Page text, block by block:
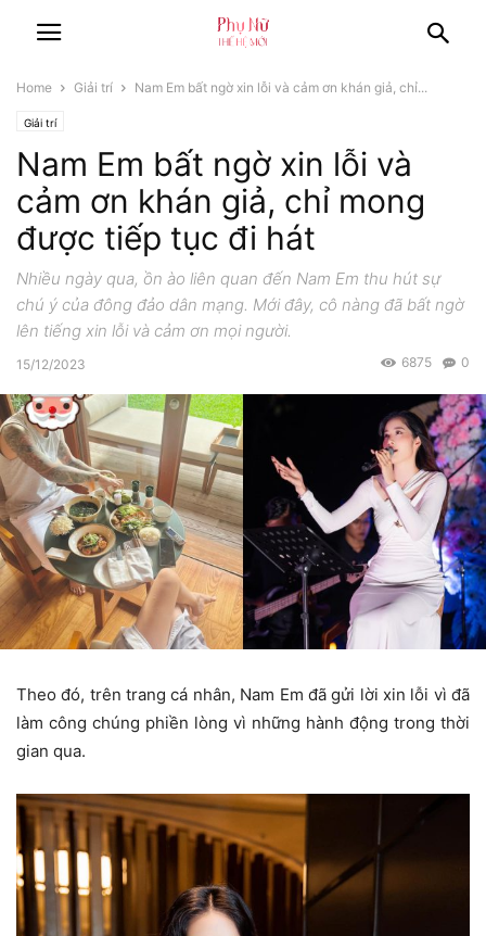
Home Giải trí Nam Em bất ngờ xin lỗi và cảm ơn khán giả, chỉ...
Giải trí
Nam Em bất ngờ xin lỗi và
cảm ơn khán giả, chỉ mong
được tiếp tục đi hát
Nhiều ngày qua, ồn ào liên quan đến Nam Em thu hút sự
chú ý của đông đảo dân mạng. Mới đây, cô nàng đã bất ngờ
lên tiếng xin lỗi và cảm ơn mọi người.
15/12/2023 0
6875
Theo đó, trên trang cá nhân, Nam Em đã gửi lời xin lỗi vì đã
làm công chúng phiền lòng vì những hành động trong thời
gian qua.